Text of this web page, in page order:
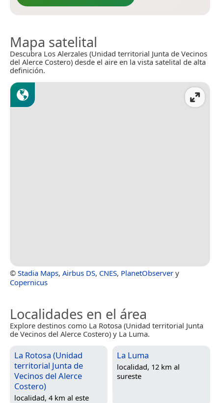
Mapa satelital
Descubra Los Alerzales (Unidad territorial Junta de Vecinos
del Alerce Costero) desde el aire en la vista satelital de alta
definición.
© Stadia Maps, Airbus DS, CNES, PlanetObserver y
Copernicus
Localidades en el área
Explore destinos como La Rotosa (Unidad territorial Junta
de Vecinos del Alerce Costero) y La Luma.
La Rotosa (Unidad
territorial Junta de
Vecinos del Alerce
Costero)
localidad, 4 km al este
La Luma
localidad, 12 km al
sureste